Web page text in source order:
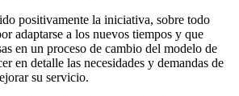
positivamente la iniciativa, sobre todo
adaptarse a los nuevos tiempos y que
en un proceso de cambio del modelo de
en detalle las necesidades y demandas de
su servicio.